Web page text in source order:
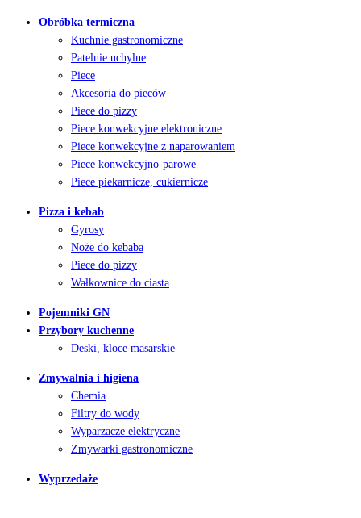
Obróbka termiczna
Kuchnie gastronomiczne
Patelnie uchylne
Piece
Akcesoria do pieców
Piece do pizzy
Piece konwekcyjne elektroniczne
Piece konwekcyjne z naparowaniem
Piece konwekcyjno-parowe
Piece piekarnicze, cukiernicze
Pizza i kebab
Gyrosy
Noże do kebaba
Piece do pizzy
Wałkownice do ciasta
Pojemniki GN
Przybory kuchenne
Deski, kloce masarskie
Zmywalnia i higiena
Chemia
Filtry do wody
Wyparzacze elektryczne
Zmywarki gastronomiczne
Wyprzedaże